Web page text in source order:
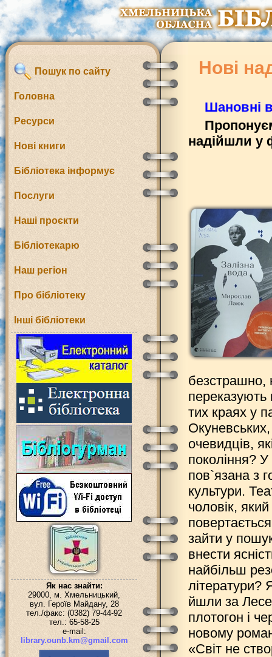
Пошук по сайту
Головна
Ресурси
Нові книги
Бібліотека інформує
Послуги
Наші проєкти
Бібліотекарю
Наш регіон
Про бібліотеку
Інші бібліотеки
Як нас знайти:
29000, м. Хмельницький,
вул. Героїв Майдану, 28
тел./факс: (0382) 79-44-92
тел.: 65-58-25
e-mail:
library.ounb.km@gmail.com
Нові
Шановні
надійшли у
безстрашно,
тих краях у
очевидців,
покоління? У
пов`язана з
культури.
чоловік, який
зайти у
внести
найбільш
літератури?
йшли за
плотогон і
новому
«Світ не